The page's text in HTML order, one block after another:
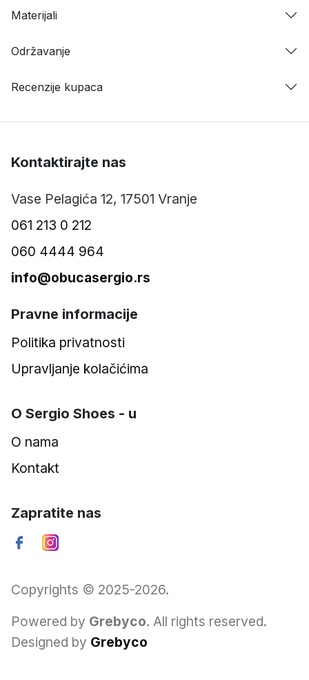
Materijali
Održavanje
Recenzije kupaca
Kontaktirajte nas
Vase Pelagića 12, 17501 Vranje
061 213 0 212
060 4444 964
info@obucasergio.rs
Pravne informacije
Politika privatnosti
Upravljanje kolačićima
O Sergio Shoes - u
O nama
Kontakt
Zapratite nas
Copyrights © 2025-2026.
Powered by Grebyco. All rights reserved.
Designed by Grebyco